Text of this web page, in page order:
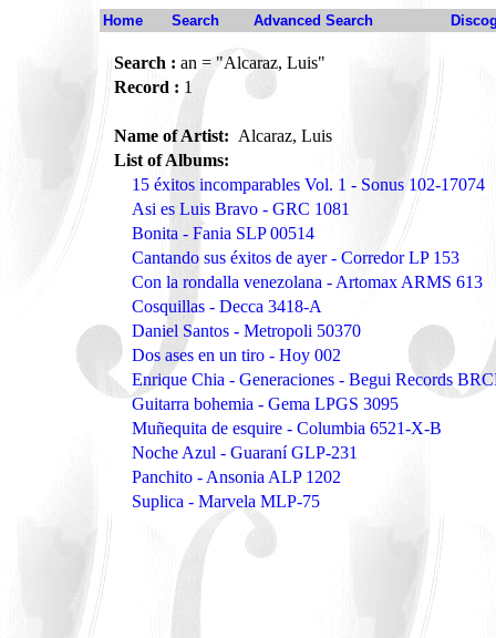
Home Search Advanced Search
Search : an = "Alcaraz, Luis"
Record : 1
Name of Artist: Alcaraz, Luis
List of Albums:
15 éxitos incomparables Vol. 1 - Sonus 102-17074
Asi es Luis Bravo - GRC 1081
Bonita - Fania SLP 00514
Cantando sus éxitos de ayer - Corredor LP 153
Con la rondalla venezolana - Artomax ARMS 613
Cosquillas - Decca 3418-A
Daniel Santos - Metropoli 50370
Dos ases en un tiro - Hoy 002
Enrique Chia - Generaciones - Begui Records
Guitarra bohemia - Gema LPGS 3095
Muñequita de esquire - Columbia 6521-X-B
Noche Azul - Guaraní GLP-231
Panchito - Ansonia ALP 1202
Suplica - Marvela MLP-75